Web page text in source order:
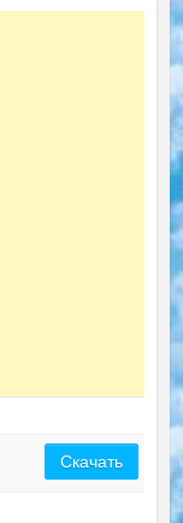
Скачать